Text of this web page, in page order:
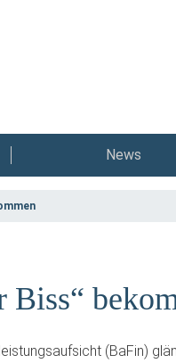
News
Biss“
(BaFin)